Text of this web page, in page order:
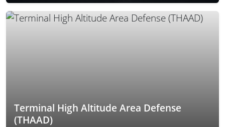
Terminal High Altitude Area Defense
(THAAD)